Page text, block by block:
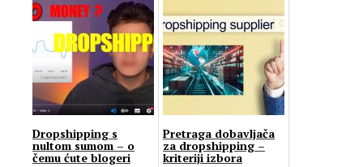
Dropshipping s
nultom sumom – o
čemu ćute blogeri
Pretraga dobavljača
za dropshipping –
kriteriji izbora